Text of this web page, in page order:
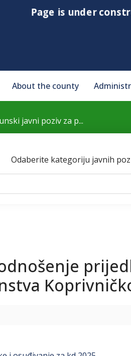
Page is under
About the county
javni poziv za p...
Odaberite kategoriju javnih